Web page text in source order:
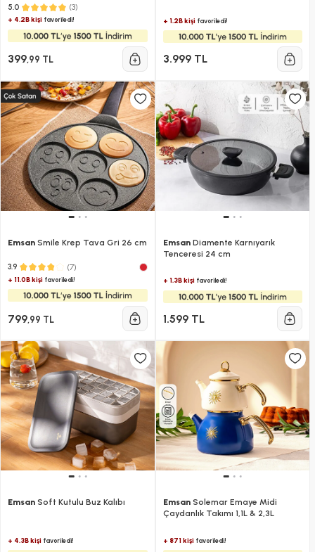
5.0 (3)
+ 4.2B kişi favoriledi!
399,99 TL
+ 1.2B kişifavoriledi!
3.999 TL
Emsan Smile Krep Tava Gri 26 cm
3.9 (7)
+ 11.0B kişi favoriledi!
799,99 TL
EmsanDiamente Karnıyarık
Tenceresi 24 cm
+ 1.3B kişifavoriledi!
1.599 TL
Emsan Soft Kutulu Buz Kalıbı
+ 4.3B kişi favoriledi!
EmsanSolemar Emaye Midi
Çaydanlık Takımı 1,1L & 2,3L
+ 871 kişifavoriledi!